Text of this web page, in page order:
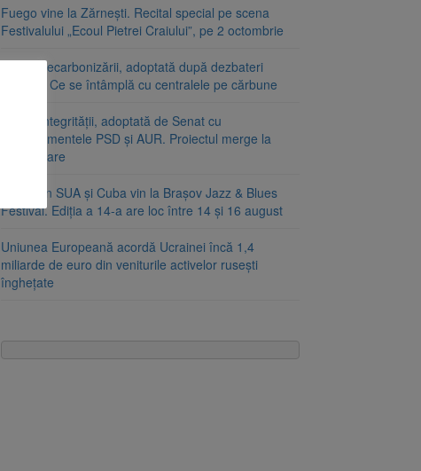
Fuego vine la Zărnești. Recital special pe scena
Festivalului „Ecoul Pietrei Craiului”, pe 2 octombrie
Legea decarbonizării, adoptată după dezbateri
aprinse. Ce se întâmplă cu centralele pe cărbune
Legea integrității, adoptată de Senat cu
amendamentele PSD și AUR. Proiectul merge la
promulgare
Artiști din SUA și Cuba vin la Brașov Jazz & Blues
Festival. Ediția a 14-a are loc între 14 și 16 august
Uniunea Europeană acordă Ucrainei încă 1,4
miliarde de euro din veniturile activelor rusești
înghețate